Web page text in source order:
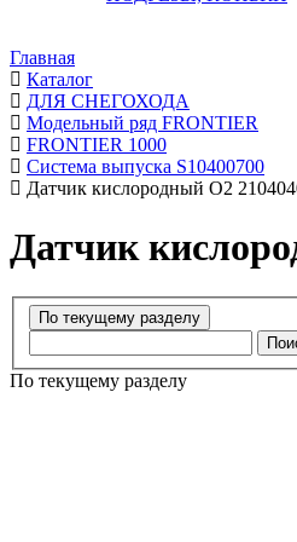
Главная
Каталог
ДЛЯ СНЕГОХОДА
Модельный ряд FRONTIER
FRONTIER 1000
Система выпуска S10400700
Датчик кислородный О2
Датчик
По текущему разделу